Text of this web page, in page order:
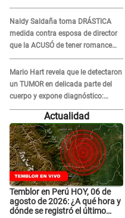
Naldy Saldaña
Naldy Saldaña toma DRÁSTICA
medida contra esposa de director
que la ACUSÓ de tener romance
con él: "Muy triste..."
Mario Hart revela que le detectaron
un TUMOR en delicada parte del
cuerpo y expone diagnóstico:
"Dolores muy fuertes..."
Actualidad
Temblor en Perú HOY, 06 de
agosto de 2026: ¿A qué hora y
dónde se registró el último